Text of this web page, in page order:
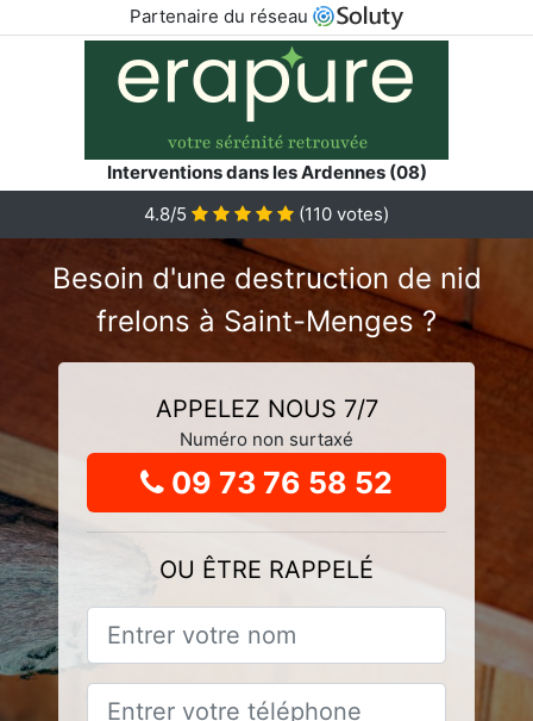
Partenaire du réseau
Interventions dans les Ardennes (08)
4.8/5 (110 votes)
Besoin d'une destruction de nid
frelons à Saint-Menges ?
APPELEZ NOUS 7/7
Numéro non surtaxé
09 73 76 58 52
OU ÊTRE RAPPELÉ